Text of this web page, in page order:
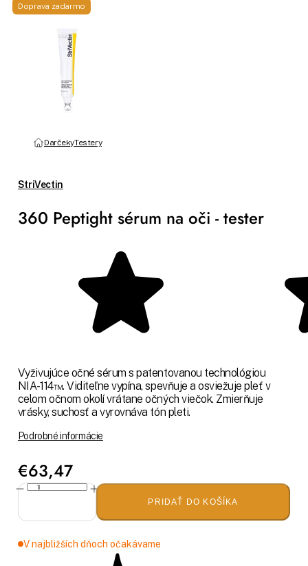
DarčekyTestery
StriVectin
360 Peptight sérum na oči - tester
Vyživujúce očné sérum s patentovanou technológiou
NIA-114™. Viditeľne vypína, spevňuje a osviežuje pleť v
celom očnom okolí vrátane očných viečok. Zmierňuje
vrásky, suchosť a vyrovnáva tón pleti.
Podrobné informácie
€63,47
PRIDAŤ DO KOŠÍKA
V najbližších dňoch očakávame
Doprava zadarmo